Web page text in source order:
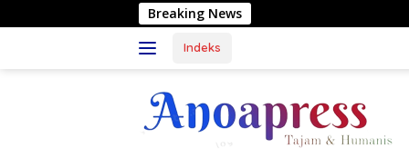
ke
Breaking News
Indeks